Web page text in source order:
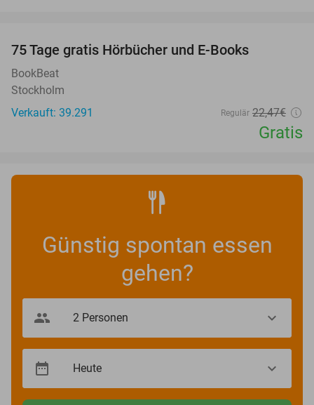
75 Tage gratis Hörbücher und E-Books
BookBeat
Stockholm
Verkauft: 39.291
Regulär 22,47€
Gratis
Günstig spontan essen
gehen?